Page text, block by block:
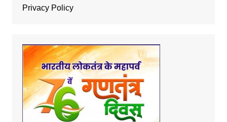
Privacy Policy